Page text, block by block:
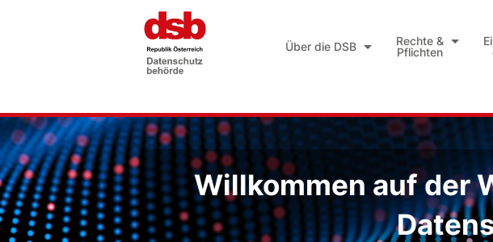
Über die DSB
Rechte &
Pflichten
Willkommen auf der